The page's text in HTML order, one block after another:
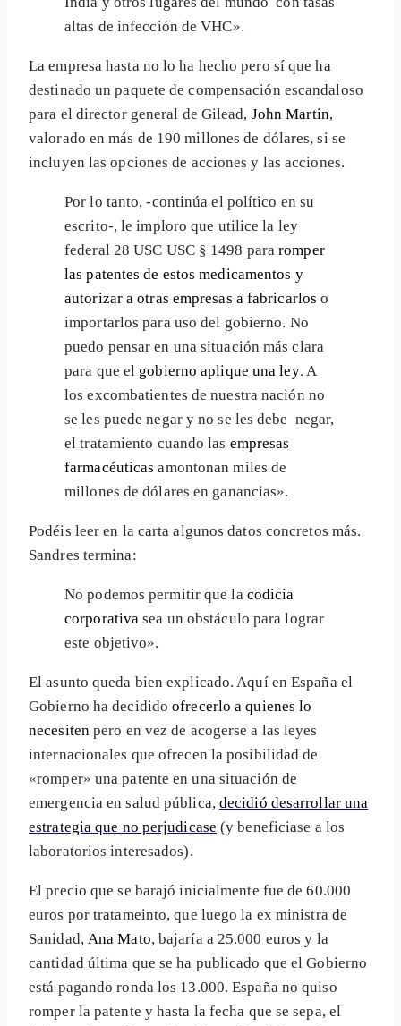
altas de infección de VHC».
La empresa hasta no lo ha hecho pero sí que ha
destinado un paquete de compensación escandaloso
para el director general de Gilead, John Martin,
valorado en más de 190 millones de dólares, si se
incluyen las opciones de acciones y las acciones.
Por lo tanto, -continúa el político en su
escrito-, le imploro que utilice la ley
federal 28 USC USC § 1498 pararomper
las patentes de estos medicamentos y
autorizar a otras empresas a fabricarlos o
importarlos para uso del gobierno. No
puedo pensar en una situación más clara
para que el gobierno aplique una ley. A
los excombatientes de nuestra nación no
se les puede negar y no se les debe negar,
el tratamiento cuando las empresas
farmacéuticas amontonan miles de
millones de dólares en ganancias».
Podéis leer en la carta algunos datos concretos más.
Sandres termina:
No podemos permitir que la codicia
corporativa sea un obstáculo para lograr
este objetivo».
El asunto queda bien explicado. Aquí en España el
Gobierno ha decididoofrecerlo a quienes lo
necesitenpero en vez de acogerse a las leyes
internacionales que ofrecen la posibilidad de
«romper» una patente en una situación de
emergencia en salud pública, decidió desarrollar una
estrategia que no perjudicase (y beneficiase a los
laboratorios interesados).
El precio que se barajó inicialmente fue de 60.000
euros por tratameinto, que luego la ex ministra de
Sanidad, Ana Mato, bajaría a 25.000 euros y la
cantidad última que se ha publicado que el Gobierno
está pagando ronda los 13.000. España no quiso
romper la patente y hasta la fecha que se sepa, el